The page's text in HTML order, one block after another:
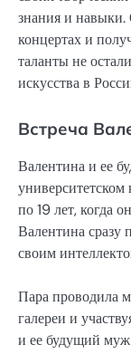
знания и навыки.
концертах и
таланты не
искусства в
Встреча
Валентина и ее
по 19 лет, когда
Валентина сразу
своим
Пара проводила
галереи и
и ее будущий